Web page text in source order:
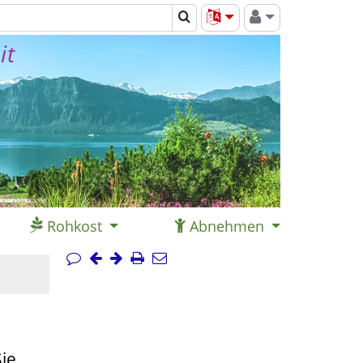
Rohkost Abnehmen